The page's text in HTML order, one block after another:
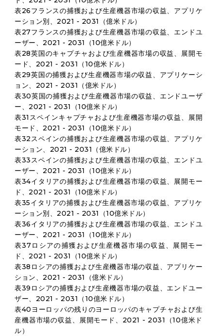
表26フランスの捕獲および生産機器市場の収益、アプリケ
ーション別、2021 - 2031（億米ドル）
表27フランスの捕獲および生産機器市場の収益、エンドユ
ーザー、2021 - 2031（10億米ドル）
表28英国のキャプチャおよび生産機器市場の収益、展開モ
ード、2021 - 2031（10億米ドル）
表29英国の捕獲および生産機器市場の収益、アプリケーシ
ョン、2021 - 2031（億米ドル）
表30英国の捕獲および生産機器市場の収益、エンドユーザ
ー、2021 - 2031（10億米ドル）
表31スペインキャプチャおよび生産機器市場の収益、展開
モード、2021 - 2031（10億米ドル）
表32スペインの捕獲および生産機器市場の収益、アプリケ
ーション、2021 - 2031（億米ドル）
表33スペインの捕獲および生産機器市場の収益、エンドユ
ーザー、2021 - 2031（10億米ドル）
表34イタリアの捕獲および生産機器市場の収益、展開モー
ド、2021 - 2031（10億米ドル）
表35イタリアの捕獲および生産機器市場の収益、アプリケ
ーション別、2021 - 2031（10億米ドル）
表36イタリアの捕獲および生産機器市場の収益、エンドユ
ーザー、2021 - 2031（10億米ドル）
表37ロシアの捕獲および生産機器市場の収益、展開モー
ド、2021 - 2031（10億米ドル）
表38ロシアの捕獲および生産機器市場の収益、アプリケー
ション、2021 - 2031（億米ドル）
表39ロシアの捕獲および生産機器市場の収益、エンドユー
ザー、2021 - 2031（10億米ドル）
表40ヨーロッパの残りのヨーロッパのキャプチャおよび生
産機器市場の収益、展開モード、2021 - 2031（10億米ド
ル）